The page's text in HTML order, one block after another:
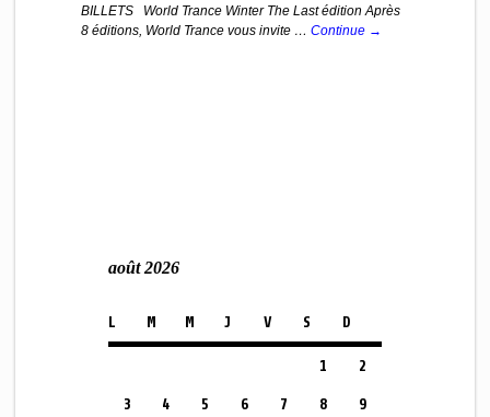
BILLETS World Trance Winter The Last édition Après
8 éditions, World Trance vous invite … Continue →
août 2026
L M M J V S D
1 2
3 4 5 6 7 8 9